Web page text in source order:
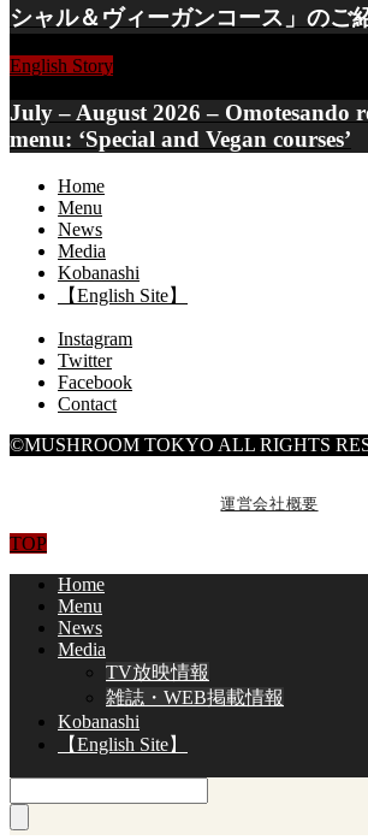
シャル＆ヴィーガンコース」のご
English Story
July – August 2026 – Omotesando
menu: ‘Special and Vegan courses’
Home
Menu
News
Media
Kobanashi
【English Site】
Instagram
Twitter
Facebook
Contact
©MUSHROOM TOKYO ALL RIGHTS
運営会社概要
TOP
Home
Menu
News
Media
TV放映情報
雑誌・WEB掲載情報
Kobanashi
【English Site】